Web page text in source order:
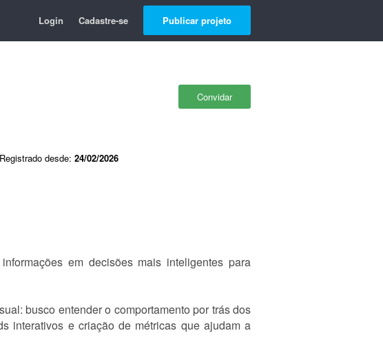
Login Cadastre-se Publicar projeto
Convidar
desde: 24/02/2026
em decisões mais inteligentes para
busco entender o comportamento por trás dos
interativos e criação de métricas que ajudam a